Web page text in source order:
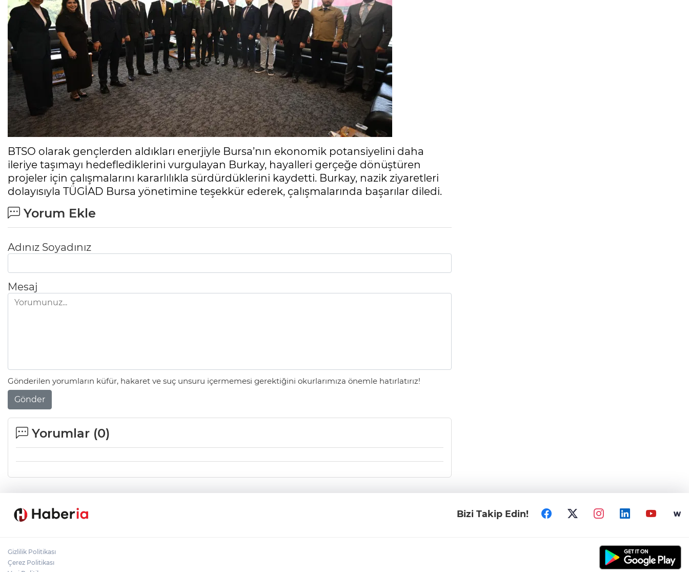
BTSO olarak gençlerden aldıkları enerjiyle Bursa’nın ekonomik potansiyelini daha
ileriye taşımayı hedeflediklerini vurgulayan Burkay, hayalleri gerçeğe dönüştüren
projeler için çalışmalarını kararlılıkla sürdürdüklerini kaydetti. Burkay, nazik ziyaretleri
dolayısıyla TÜGİAD Bursa yönetimine teşekkür ederek, çalışmalarında başarılar diledi.
Yorum Ekle
Adınız Soyadınız
Mesaj
Gönderilen yorumların küfür, hakaret ve suç unsuru içermemesi gerektiğini okurlarımıza önemle hatırlatırız!
Gönder
Yorumlar (0)
Bizi Takip Edin!
Gizlilik Politikası
Çerez Politikası